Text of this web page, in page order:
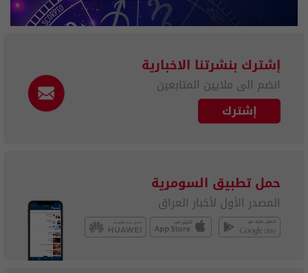
إشترك بنشرتنا الاخبارية
انضم الى ملايين المتابعين
إشترك
حمل تطبيق السومرية
المصدر الأول لأخبار العراق